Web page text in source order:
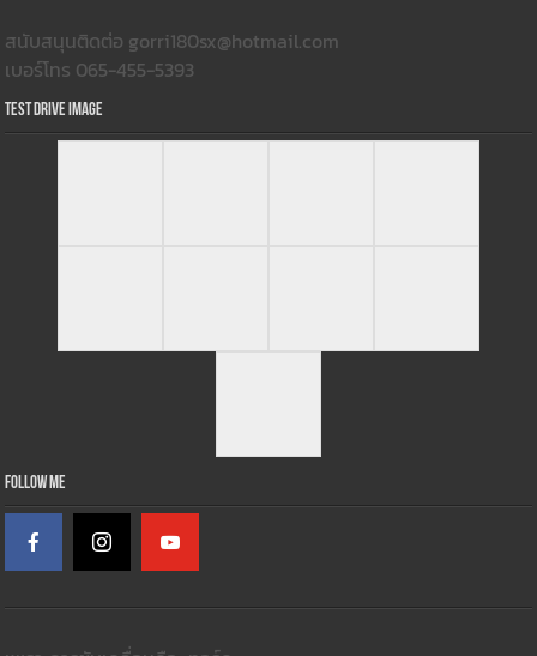
สนับสนุนติดต่อ gorri180sx@hotmail.com
เบอร์โทร 065-455-5393
Test Drive Image
Follow Me